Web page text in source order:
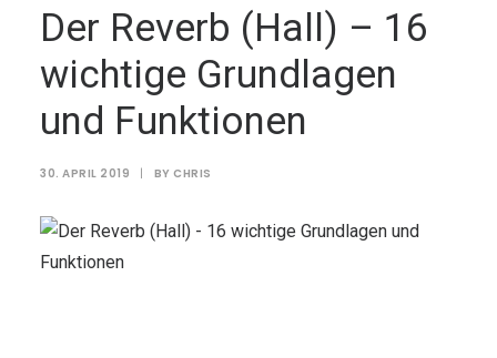
DOWNLOADS
Search
Cart
Der Reverb (Hall) – 16
wichtige Grundlagen
und Funktionen
30. APRIL 2019 | BY CHRIS